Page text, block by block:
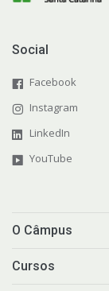
Social
Facebook
Instagram
LinkedIn
YouTube
O Câmpus
Cursos